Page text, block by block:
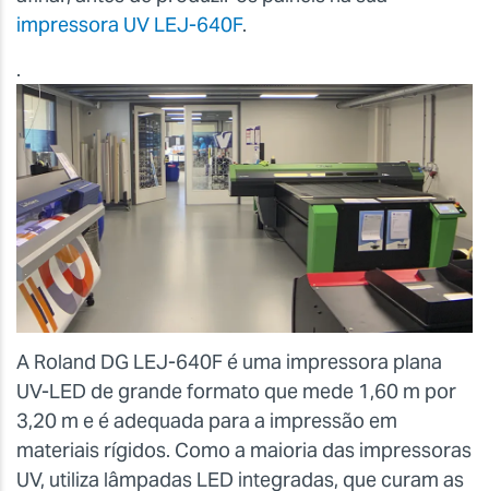
impressora UV LEJ-640F.
.
A Roland DG LEJ-640F é uma impressora plana
UV-LED de grande formato que mede 1,60 m por
3,20 m e é adequada para a impressão em
materiais rígidos. Como a maioria das impressoras
UV, utiliza lâmpadas LED integradas, que curam as